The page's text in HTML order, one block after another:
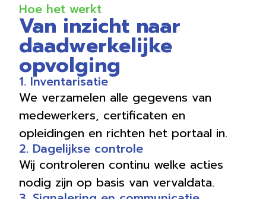
Hoe het werkt
Van inzicht naar
daadwerkelijke
opvolging
1. Inventarisatie
We verzamelen alle gegevens van
medewerkers, certificaten en
opleidingen en richten het portaal in.
2. Dagelijkse controle
Wij controleren continu welke acties
nodig zijn op basis van vervaldata.